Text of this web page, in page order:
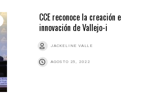
CCE reconoce la creación e
innovación de Vallejo-i
JACKELINE VALLE
AGOSTO 25, 2022